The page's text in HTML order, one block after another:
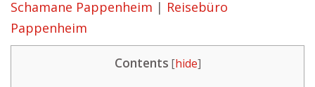
Schamane Pappenheim | Reisebüro
Pappenheim
Contents [hide]